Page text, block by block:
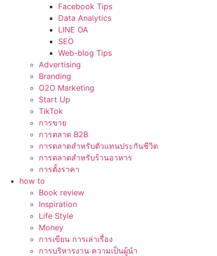
Facebook Tips
Data Analytics
LINE OA
SEO
Web-blog Tips
Advertising
Branding
O2O Marketing
Start Up
TikTok
การขาย
การตลาด B2B
การตลาดสำหรับตัวแทนประกันชีวิต
การตลาดสำหรับร้านอาหาร
การตั้งราคา
how to
Book review
Inspiration
Life Style
Money
การเขียน การเล่าเรื่อง
การบริหารงาน ความเป็นผู้นำ